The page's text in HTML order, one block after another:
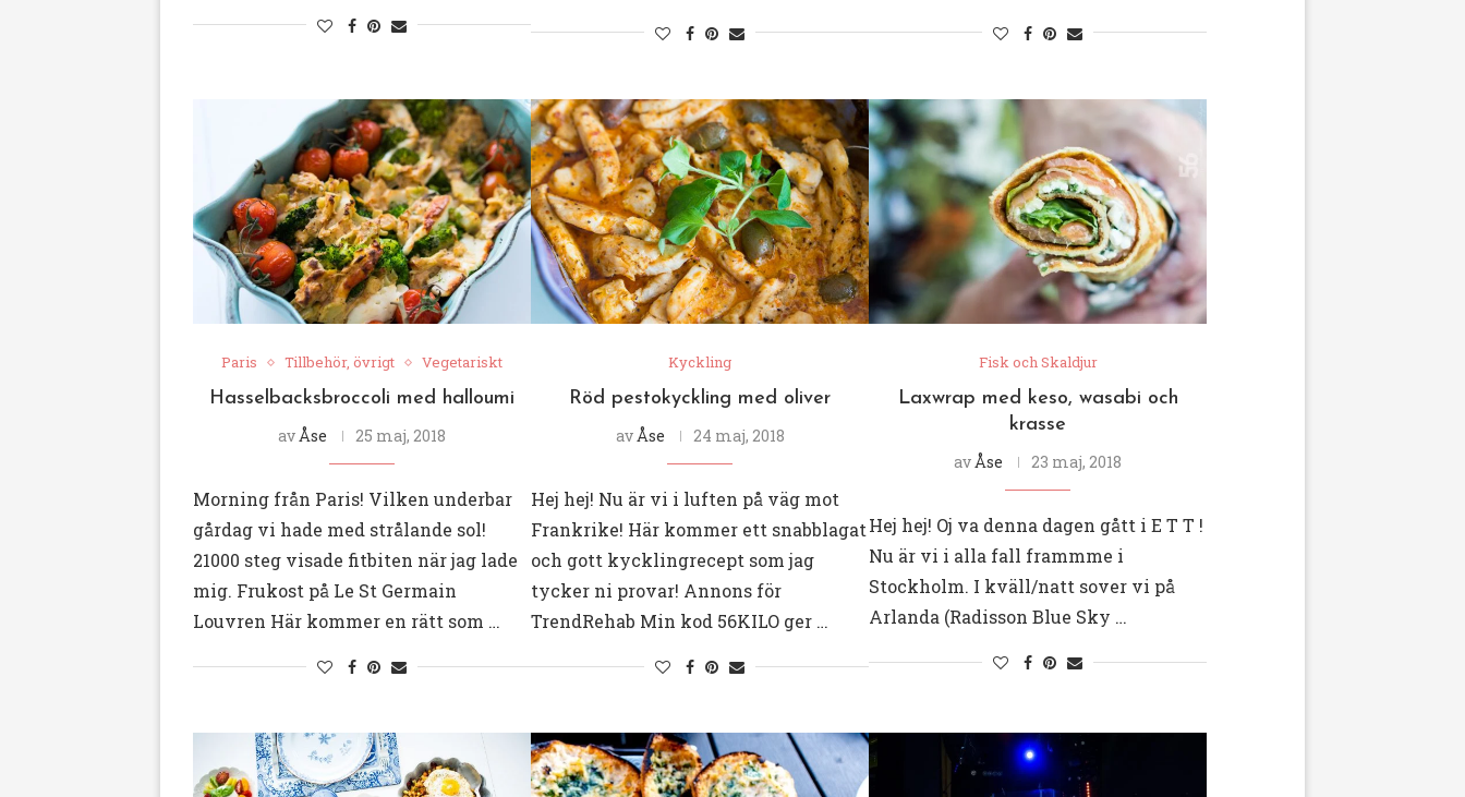
Paris Tillbehör, övrigt Vegetariskt
Hasselbacksbroccoli med halloumi
avÅse 25 maj, 2018
Morning från Paris! Vilken underbar
gårdag vi hade med strålande sol!
21000 steg visade fitbiten när jag lade
mig. Frukost på Le St Germain
Louvren Här kommer en rätt som …
Kyckling
Röd pestokyckling med oliver
avÅse 24 maj, 2018
Hej hej! Nu är vi i luften på väg mot
Frankrike! Här kommer ett snabblagat
och gott kycklingrecept som jag
tycker ni provar! Annons för
TrendRehab Min kod 56KILO ger …
Fisk och Skaldjur
Laxwrap med keso, wasabi och
krasse
avÅse 23 maj, 2018
Hej hej! Oj va denna dagen gått i E T T !
Nu är vi i alla fall frammme i
Stockholm. I kväll/natt sover vi på
Arlanda (Radisson Blue Sky …